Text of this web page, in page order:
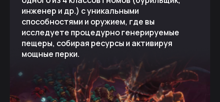
инженер и др.) с уникальными
способностями и оружием, где вы
исследуете процедурно генерируемые
пещеры, собирая ресурсы и активируя
мощные перки.